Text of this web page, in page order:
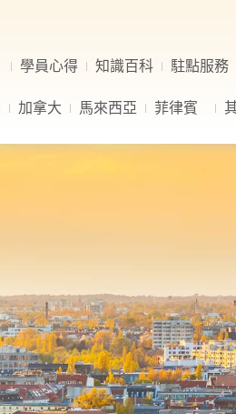
學員心得 知識百科 駐點服務
加拿大 馬來西亞 菲律賓